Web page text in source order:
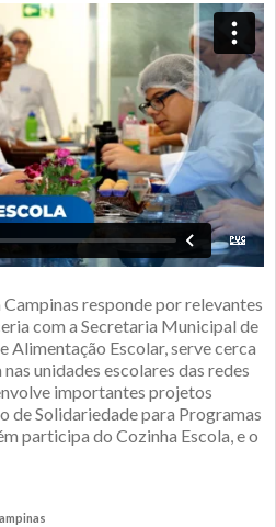
responde por relevantes
com a Secretaria Municipal de
Alimentação Escolar, serve cerca
unidades escolares das redes
importantes projetos
de Solidariedade para Programas
participa do Cozinha Escola, e o